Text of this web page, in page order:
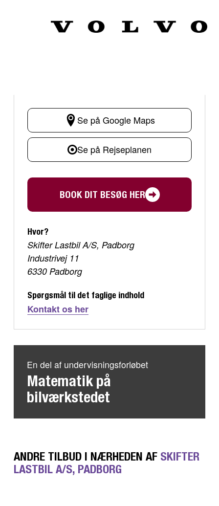
Se på Google Maps
Se på Rejseplanen
BOOK DIT BESØG HER
Hvor?
Skifter Lastbil A/S, Padborg
Industrivej 11
6330 Padborg
Spørgsmål til det faglige indhold
Kontakt os her
En del af undervisningsforløbet
Matematik på
bilværkstedet
ANDRE TILBUD I NÆRHEDEN AF SKIFTER
LASTBIL A/S, PADBORG